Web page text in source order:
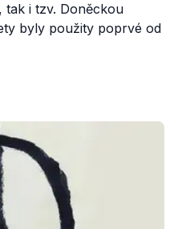
tak i tzv. Doněckou
byly použity poprvé od